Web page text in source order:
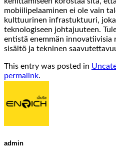
mobiilipelaaminen ei ole vain
kulttuurinen infrastuktuuri,
teknologiseen johtajuuteen.
entistä enemmän innovatiivisia
sisältö ja tekninen
This entry was posted in
permalink.
admin